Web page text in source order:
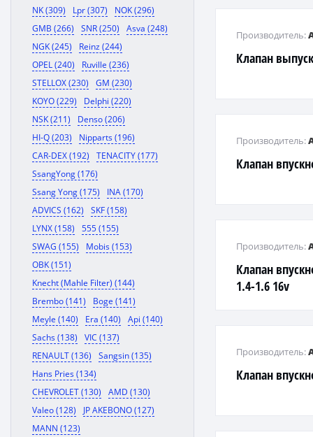
NK (309)
Lpr (307)
NOK (296)
GMB (266)
SNR (250)
Asva (248)
NGK (245)
Reinz (244)
OPEL (240)
Ruville (236)
STELLOX (230)
GM (230)
KOYO (229)
Delphi (220)
NSK (211)
Denso (206)
HI-Q (203)
Nipparts (196)
CAR-DEX (192)
TENACITY (177)
SsangYong (176)
Ssang Yong (175)
INA (170)
ADVICS (162)
SKF (158)
LYNX (158)
555 (155)
SWAG (155)
Mobis (153)
OBK (151)
Knecht (Mahle Filter) (144)
Brembo (141)
Boge (141)
Meyle (140)
Era (140)
Api (140)
Sachs (138)
VIC (137)
RENAULT (136)
Sangsin (135)
Hans Pries (134)
CHEVROLET (130)
AMD (130)
Valeo (128)
JP AKEBONO (127)
MANN (123)
Клапан
Производитель:
Клапан
Производитель:
Клапан
1.4-1.6 16v
Производитель:
Клапан
Производитель: